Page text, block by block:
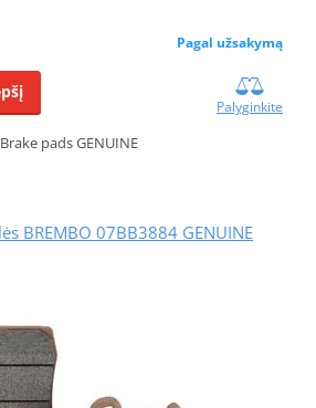
Pagal užsakymą
Palyginkite
Brake pads GENUINE
BREMBO 07BB3884 GENUINE